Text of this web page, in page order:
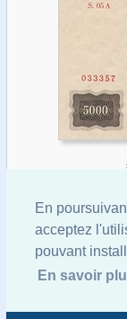
En
acceptez
pouvant
En savoir